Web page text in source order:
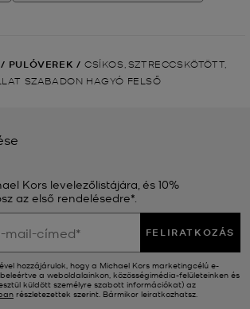
/ PULÓVEREK / CSÍKOS, SZTRECCSKÖTÖTT,
SZABADON HAGYÓ FELSŐ
Kors levelezőlistájára, és 10%
az első rendelésedre*.
FELIRATKOZÁS
hozzájárulok, hogy a Michael Kors marketingcélú e-
a weboldalainkon, közösségimédia-felületeinken és
küldött személyre szabott információkat) az
részletezettek szerint. Bármikor leiratkozhatsz.